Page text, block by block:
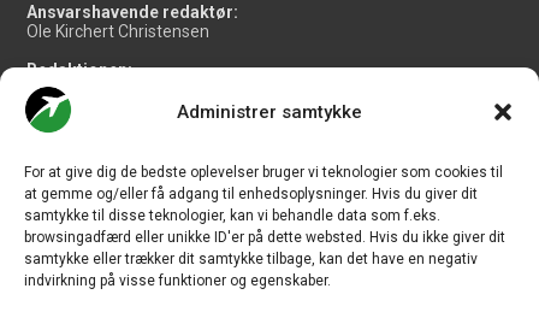
Administrer samtykke
For at give dig de bedste oplevelser bruger vi teknologier som cookies til
at gemme og/eller få adgang til enhedsoplysninger. Hvis du giver dit
samtykke til disse teknologier, kan vi behandle data som f.eks.
browsingadfærd eller unikke ID'er på dette websted. Hvis du ikke giver dit
samtykke eller trækker dit samtykke tilbage, kan det have en negativ
indvirkning på visse funktioner og egenskaber.
Ansvarshavende redaktør:
Ole Kirchert Christensen
Redaktionen:
Christian Granhøj Skouboe
Henrik Baumgarten
Danny Longhi Andreasen
Salg og jobannoncer:
salg@travelmedianordic.com
Vi tager ansvar for indholdet og er tilmeldt